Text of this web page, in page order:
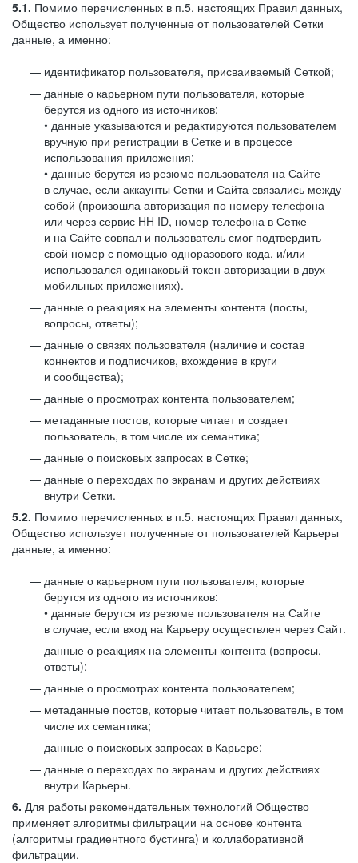
5.1. Помимо перечисленных в п.5. настоящих Правил данных,
Общество использует полученные от пользователей Сетки
данные, а именно:
идентификатор пользователя, присваиваемый Сеткой;
данные о карьерном пути пользователя, которые
берутся из одного из источников:
• данные указываются и редактируются пользователем
вручную при регистрации в Сетке и в процессе
использования приложения;
• данные берутся из резюме пользователя на Сайте
в случае, если аккаунты Сетки и Сайта связались между
собой (произошла авторизация по номеру телефона
или через сервис HH ID, номер телефона в Сетке
и на Сайте совпал и пользователь смог подтвердить
свой номер с помощью одноразового кода, и/или
использовался одинаковый токен авторизации в двух
мобильных приложениях).
данные о реакциях на элементы контента (посты,
вопросы, ответы);
данные о связях пользователя (наличие и состав
коннектов и подписчиков, вхождение в круги
и сообщества);
данные о просмотрах контента пользователем;
метаданные постов, которые читает и создает
пользователь, в том числе их семантика;
данные о поисковых запросах в Сетке;
данные о переходах по экранам и других действиях
внутри Сетки.
5.2. Помимо перечисленных в п.5. настоящих Правил данных,
Общество использует полученные от пользователей Карьеры
данные, а именно:
данные о карьерном пути пользователя, которые
берутся из одного из источников:
• данные берутся из резюме пользователя на Сайте
в случае, если вход на Карьеру осуществлен через Сайт.
данные о реакциях на элементы контента (вопросы,
ответы);
данные о просмотрах контента пользователем;
метаданные постов, которые читает пользователь, в том
числе их семантика;
данные о поисковых запросах в Карьере;
данные о переходах по экранам и других действиях
внутри Карьеры.
6. Для работы рекомендательных технологий Общество
применяет алгоритмы фильтрации на основе контента
(алгоритмы градиентного бустинга) и коллаборативной
фильтрации.